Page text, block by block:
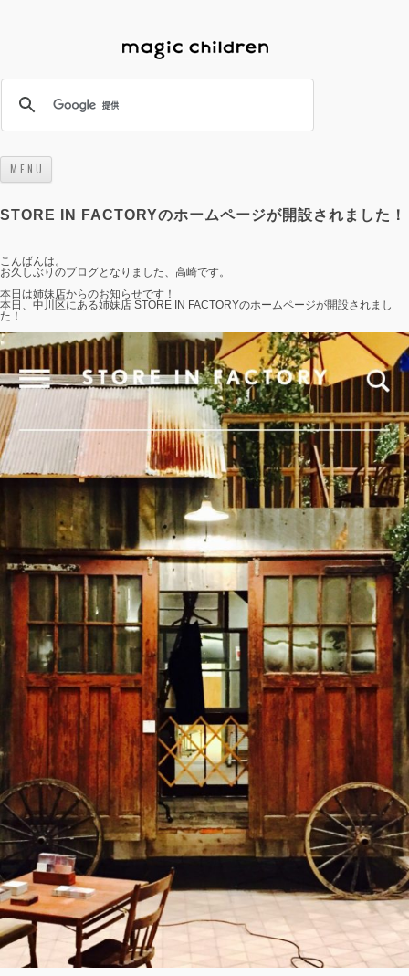
M E N U
STORE IN FACTORYのホームページが開設されました！
こんばんは。
お久しぶりのブログとなりました、高崎です。
本日は姉妹店からのお知らせです！
本日、中川区にある姉妹店 STORE IN FACTORYのホームページが開設されまし
た！